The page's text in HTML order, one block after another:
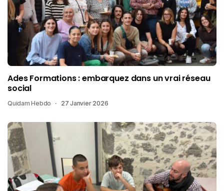
Ades Formations : embarquez dans un vrai réseau
social
Quidam Hebdo 27 Janvier 2026